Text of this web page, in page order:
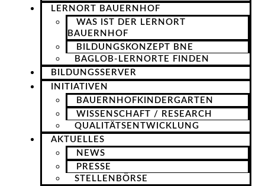
LERNORT BAUERNHOF
WAS IST DER LERNORT
BAUERNHOF
BILDUNGSKONZEPT BNE
BAGLOB-LERNORTE FINDEN
BILDUNGSSERVER
INITIATIVEN
BAUERNHOFKINDERGARTEN
WISSENSCHAFT / RESEARCH
QUALITÄTSENTWICKLUNG
AKTUELLES
NEWS
PRESSE
STELLENBÖRSE